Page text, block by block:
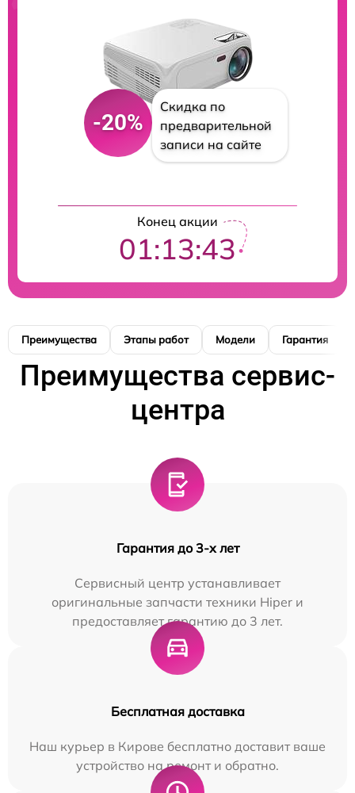
-20%
Скидка по
предварительной
записи на сайте
Конец акции
01:13:42
Преимущества Этапы работ Модели Гарантия
Преимущества сервис-
центра
Гарантия до 3-х лет
Сервисный центр устанавливает
оригинальные запчасти техники Hiper и
предоставляет гарантию до 3 лет.
Бесплатная доставка
Наш курьер в Кирове бесплатно доставит ваше
устройство на ремонт и обратно.